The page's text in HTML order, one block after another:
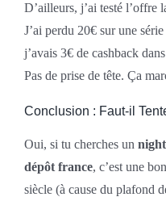
D’ailleurs, j’ai testé l’offre
J’ai perdu 20€ sur une
j’avais 3€ de cashback
Pas de prise de tête. Ça
Conclusion : Faut-il
Oui, si tu cherches un
dépôt france, c’est une
siècle (à cause du plafond